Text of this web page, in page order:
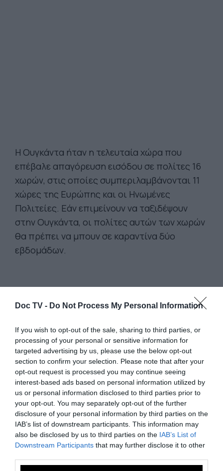
Doc TV - Do Not Process My Personal Information
If you wish to opt-out of the sale, sharing to third parties, or
processing of your personal or sensitive information for
targeted advertising by us, please use the below opt-out
section to confirm your selection. Please note that after your
opt-out request is processed you may continue seeing
interest-based ads based on personal information utilized by
us or personal information disclosed to third parties prior to
your opt-out. You may separately opt-out of the further
disclosure of your personal information by third parties on the
IAB’s list of downstream participants. This information may
also be disclosed by us to third parties on the IAB’s List of
Downstream Participants that may further disclose it to other
Η Ουγκάντα ήταν η τελευταία χώρα που
επέβαλε απαγόρευση εισόδου σε πολίτες 16
χωρών, στις οποίες συμπεριλαμβάνονται 11
χώρες της Ευρώπης και οι Ηνωμένες
Πολιτείες. Εάν επιμείνουν να ταξιδέψουν
στην Ουγκάντα, οι πολίτες αυτών των χωρών
θα πρέπει να μπουν σε καραντίνα δύο
εβδομάδων.
Σε χώρες όπως η Σενεγάλη,
τα μέσα κοινωνικής
δικτύωσης βράζουν από
πολίτες που εκφράζουν τον
θυμό τους απέναντι στους
Ευρωπαίους, θεωρώντας
τους υπεύθυνους για την
εισαγωγή του ιού